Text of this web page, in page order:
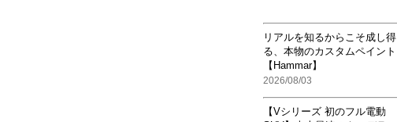
リアルを知るからこそ成し得
る、本物のカスタムペイント
【Hammar】
2026/08/03
【Vシリーズ 初のフル電動